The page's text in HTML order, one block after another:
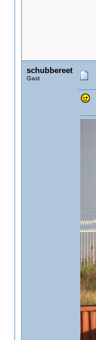
schubbereet
Gast